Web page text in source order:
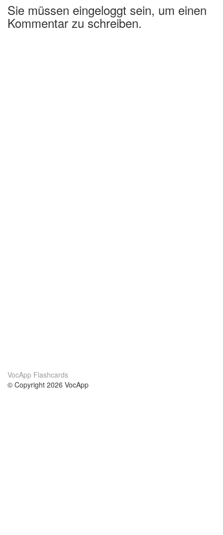
Sie müssen eingeloggt sein, um einen
Kommentar zu schreiben.
VocApp Flashcards
© Copyright 2026 VocApp